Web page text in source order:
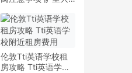
伦敦Tti英语学校租
房攻略 Tti英语学校